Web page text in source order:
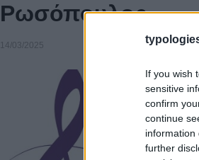
If you wish
sensitive
confirm
continue
information
further
Ρωσόπουλος
14/03/2025